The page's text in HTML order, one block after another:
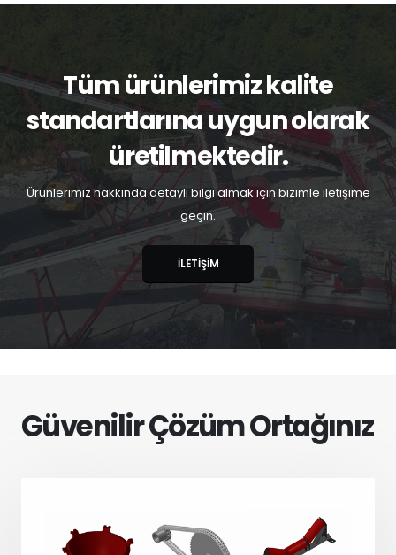
Tüm ürünlerimiz kalite
standartlarına uygun olarak
üretilmektedir.
Ürünlerimiz hakkında detaylı bilgi almak için bizimle iletişime
geçin.
İLETİŞİM
Güvenilir Çözüm Ortağınız